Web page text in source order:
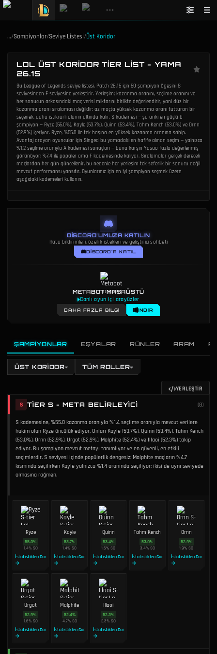
•••
…/Sampiyonlar/Seviye Listesi/Üst Koridor
LOL ÜST KORIDOR TIER LIST - YAMA
26.15
Bu League of Legends seviye listesi, Patch 26.15 için 50 şampiyon ögesini S
seviyesinden F seviyesine yerleştirir. Yerleşim; kazanma oranını, seçilme oranını ve
her sonucun arkasındaki maç verisi miktarını birlikte değerlendirir, yani düz bir
kazanma oranı sıralaması değildir: az maçta yüksek kazanma oranı tutturan bir
seçenek, daha istikrarlı olanın altında kalır. S kademesi — şu anki en güçlü 8
şampiyon — Ryze (55.0%), Kayle (53.7%), Quinn (53.4%), Tahm Kench (53.0%) ve Ornn
(52.9%) içeriyor. Ryze, %55.0 ile tek başına en yüksek kazanma oranına sahip.
Avantaj arayan oyuncular için Singed bu yamadaki en hafife alınan seçim — yalnızca
%1.2 seçilme oranıyla A kademesi sonuçları — buna karşın Yasuo fazla değerlenmiş
görünüyor: %7.4 ile popüler ama F kademesinde kalıyor. Sıralamalar gerçek dereceli
maçlardan her gün güncellenir, bu nedenle her yerleşim tek seferlik bir sonucu değil
mevcut performansı yansıtır. Oyunlarınız için en iyi şampiyon seçmek üzere
aşağıdaki kademeleri kullanın.
DISCORD'UMUZA KATILIN
Hata bildirimleri, özellik istekleri ve geliştirici sohbeti
DISCORD'A KATIL
METABOT MASAÜSTÜ
Canlı oyun içi arayüzler
DAHA FAZLA BILGI İNDIR
ŞAMPIYONLAR EŞYALAR RÜNLER ARAM
ÜST KORIDOR TÜM ROLLER
YERLEŞTIR
S TIER S - META BELIRLEYICI (8)
S kademesine, %55.0 kazanma oranıyla %1.4 seçilme oranıyla mevcut verilere
hakim olan Ryze öncülük ediyor. Onları Kayle (53.7%), Quinn (53.4%), Tahm Kench
(53.0%), Ornn (52.9%), Urgot (52.9%), Malphite (52.4%) ve Illaoi (52.3%) takip
ediyor. Bu şampiyon mevcut metayı tanımlıyor ve en güvenli, en etkili
seçimlerdir. S seviyesi içinde popülerlik dengesiz: Malphite maçların %4.7
kısmında seçilirken Kayle yalnızca %1.4 oranında seçiliyor; ikisi de aynı seviyede
olmasına rağmen.
Ryze
55.0%
1.4% SO
İstatistikleri Gör
→
Kayle
53.7%
1.4%SO
İstatistikleri Gör
→
Quinn
53.4%
1.6%SO
İstatistikleri Gör
→
Tahm Kench
53.0%
3.4% SO
İstatistikleri Gör
→
Ornn
52.9%
1.9%SO
İstatistikleri Gör
→
Urgot
52.9%
1.6% SO
İstatistikleri Gör
→
Malphite
52.4%
4.7% SO
İstatistikleri Gör
→
Illaoi
52.3%
2.3% SO
İstatistikleri Gör
→